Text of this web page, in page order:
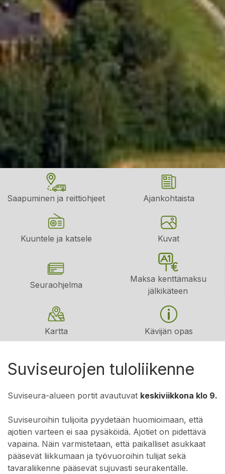
Saapuminen ja reittiohjeet Ajankohtaista
Kuuntele ja katsele Kuvat
Seuraohjelma
Maksa kenttämaksu
jälkikäteen
Kartta Kävijän opas
Suviseurojen tuloliikenne
Suviseura-alueen portit avautuvat keskiviikkona klo 9.
Suviseuroihin tulijoita pyydetään huomioimaan, että
ajotien varteen ei saa pysäköidä. Ajotiet on pidettävä
vapaina. Näin varmistetaan, että paikalliset asukkaat
pääsevät liikkumaan ja työvuoroihin tulijat sekä
tavaraliikenne pääsevät sujuvasti seurakentälle.